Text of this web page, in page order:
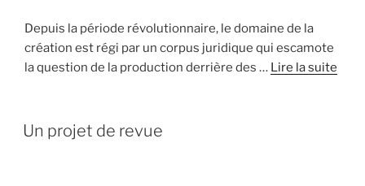
Depuis la période révolutionnaire, le domaine de la
création est régi par un corpus juridique qui escamote
la question de la production derrière des … Lire la suite
Un projet de revue